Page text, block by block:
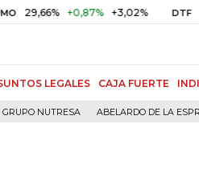
+0,87% +3,02% DTF 10,34%
LEGALES CAJA FUERTE
GRUPO NUTRESA ABELARDO DE LA